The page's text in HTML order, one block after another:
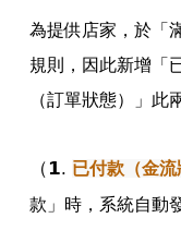
為提供店家，於「
規則，因此新增「
（訂單狀態）」此
（𝟭. 已付款（金流
款」時，系統自動